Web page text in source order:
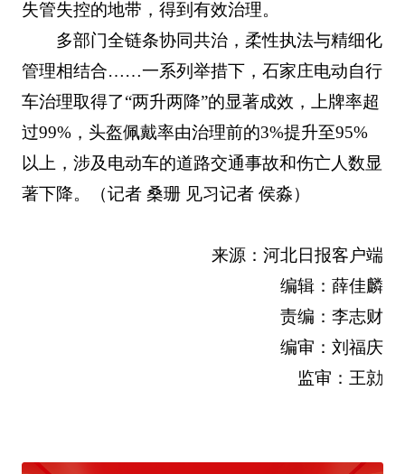
失管失控的地带，得到有效治理。
多部门全链条协同共治，柔性执法与精细化
管理相结合……一系列举措下，石家庄电动自行
车治理取得了“两升两降”的显著成效，上牌率超
过99%，头盔佩戴率由治理前的3%提升至95%
以上，涉及电动车的道路交通事故和伤亡人数显
著下降。（记者 桑珊 见习记者 侯淼）
来源：河北日报客户端
编辑：薛佳麟
责编：李志财
编审：刘福庆
监审：王勍